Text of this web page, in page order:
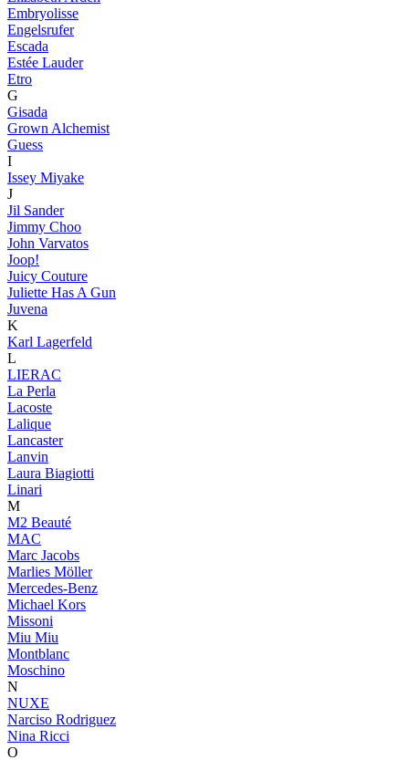
Embryolisse
Engelsrufer
Escada
Estée Lauder
Etro
G
Gisada
Grown Alchemist
Guess
I
Issey Miyake
J
Jil Sander
Jimmy Choo
John Varvatos
Joop!
Juicy Couture
Juliette Has A Gun
Juvena
K
Karl Lagerfeld
L
LIERAC
La Perla
Lacoste
Lalique
Lancaster
Lanvin
Laura Biagiotti
Linari
M
M2 Beauté
MAC
Marc Jacobs
Marlies Möller
Mercedes-Benz
Michael Kors
Missoni
Miu Miu
Montblanc
Moschino
N
NUXE
Narciso Rodriguez
Nina Ricci
O